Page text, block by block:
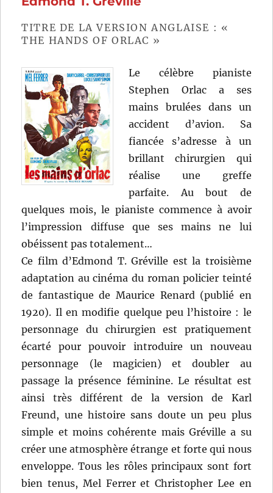
de
TITRE DE LA VERSION ANGLAISE : «
THE HANDS OF ORLAC »
Le célèbre pianiste
Stephen Orlac a ses
mains brulées dans un
accident d’avion. Sa
fiancée s’adresse à un
brillant chirurgien qui
réalise une greffe
parfaite. Au bout de
quelques mois, le pianiste commence à avoir
l’impression diffuse que ses mains ne lui
obéissent pas totalement…
Ce film d’Edmond T. Gréville est la troisième
adaptation au cinéma du roman policier teinté
de fantastique de Maurice Renard (publié en
1920). Il en modifie quelque peu l’histoire : le
personnage du chirurgien est pratiquement
écarté pour pouvoir introduire un nouveau
personnage (le magicien) et doubler au
passage la présence féminine. Le résultat est
ainsi très différent de la version de Karl
Freund, une histoire sans doute un peu plus
simple et moins cohérente mais Gréville a su
créer une atmosphère étrange et forte qui nous
enveloppe. Tous les rôles principaux sont fort
bien tenus, Mel Ferrer et Christopher Lee en